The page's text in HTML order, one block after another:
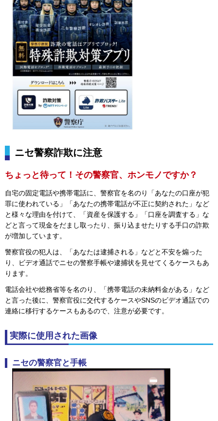
ニセ警察詐欺に注意
ちょっと待って！ その警察官、ホンモノですか？
自宅の固定電話や携帯電話に、警察官を名のり「あなたの口座が犯
罪に使われている」「あなたの携帯電話が不正に契約された」など
と様々な理由を付けて、「資産を保護する」「口座を調査する」な
どと言って現金をだまし取ったり、振り込ませたりする手口の詐欺
が増加しています。
警察官役の犯人は、「あなたは逮捕される」などと不安を煽った
り、ビデオ通話でニセの警察手帳や逮捕状を見せてくるケースもあ
ります。
電話会社や総務省等を名のり、「携帯電話の未納料金がある」など
と言った後に、警察官役に交代するケースやSNSのビデオ通話での
連絡に移行するケースもあるので、注意が必要です。
実際に使用された画像
ニセの警察官と手帳